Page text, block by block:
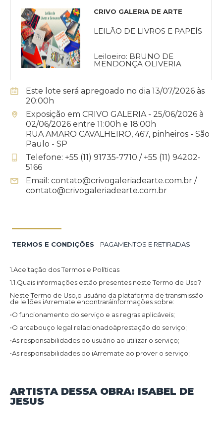
CRIVO GALERIA DE ARTE
LEILÃO DE LIVROS E PAPEÍS
Leiloeiro: BRUNO DE
MENDONÇA OLIVERIA
Este lote será apregoado no dia 13/07/2026 às
20:00h
Exposição em CRIVO GALERIA - 25/06/2026 à
02/06/2026 entre 11:00h e 18:00h
RUA AMARO CAVALHEIRO, 467, pinheiros - São
Paulo - SP
Telefone: +55 (11) 91735-7710 / +55 (11) 94202-
5166
Email: contato@crivogaleriadearte.com.br /
contato@crivogaleriadearte.com.br
TERMOS E CONDIÇÕES PAGAMENTOS E RETIRADAS
1.Aceitação dos Termos e Políticas
1.1.Quais informações estão presentes neste Termo de Uso?
Neste Termo de Uso,o usuário da plataforma de transmissão
de leilões iArremate encontraráinformações sobre:
•O funcionamento do serviço e as regras aplicáveis;
•O arcabouço legal relacionadoàprestação do serviço;
•As responsabilidades do usuário ao utilizar o serviço;
•As responsabilidades do iArremate ao prover o serviço;
deste Termo de Uso tenham sido violadas.
Além disso,na Política de Privacidade,o usuário da plataforma
ARTISTA DESSA OBRA: ISABEL DE
JESUS